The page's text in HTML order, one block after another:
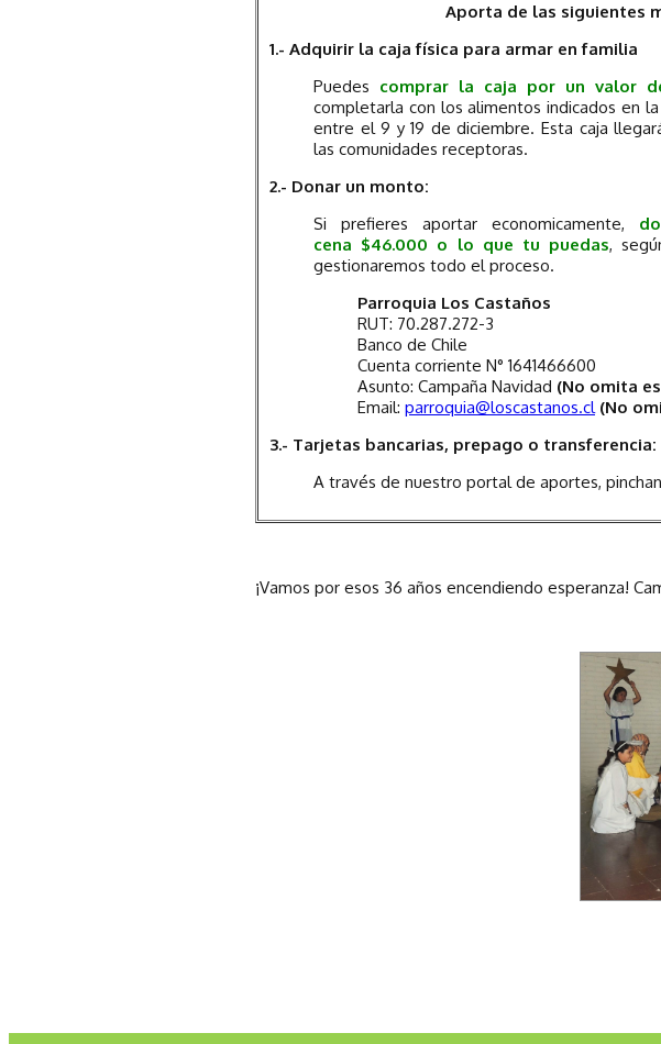
Aporta de las siguientes
1.- Adquirir la caja física para armar en familia
Puedes comprar la caja por un valor
completarla con los alimentos indicados en
entre el 9 y 19 de diciembre. Esta caja
las comunidades receptoras.
2.- Donar un monto:
Si prefieres aportar economicamente,
cena $46.000 o lo que tu puedas,
gestionaremos todo el proceso.
Parroquia Los Castaños
RUT: 70.287.272-3
Banco de Chile
Cuenta corriente N° 1641466600
Asunto: Campaña Navidad (No omita
Email: parroquia@loscastanos.cl (No
3.- Tarjetas bancarias, prepago o transferencia:
A través de nuestro portal de aportes,
¡Vamos por esos 36 años encendiendo esperanza!